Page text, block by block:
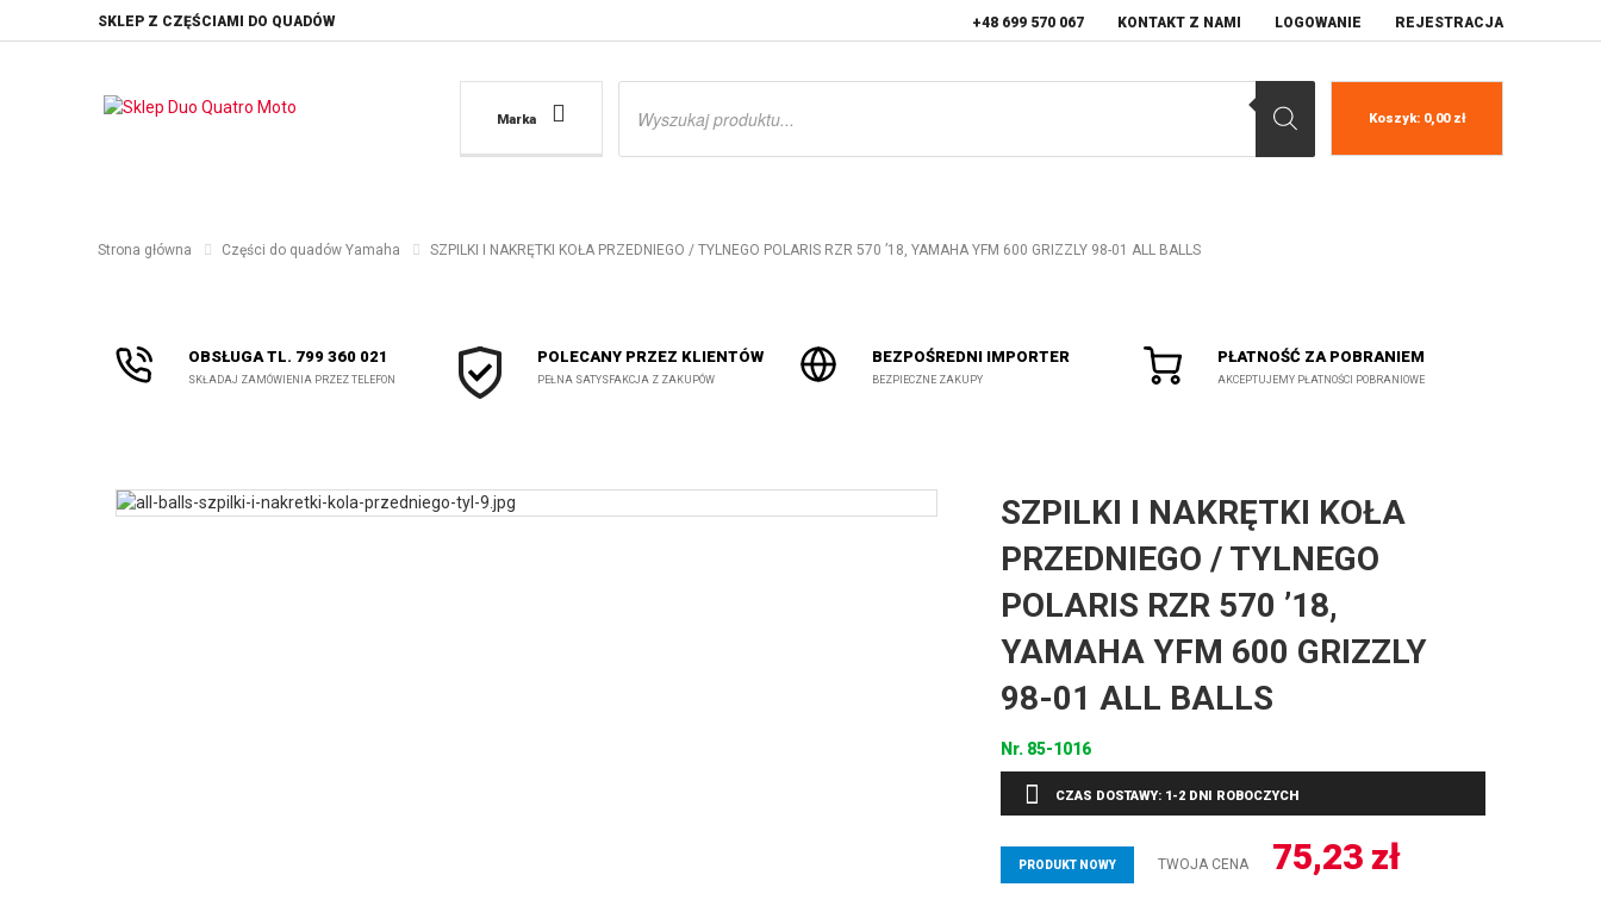
SKLEP Z CZĘŚCIAMI DO QUADÓW +48 699 570 067 KONTAKT Z NAMI LOGOWANIE REJESTRACJA
Marka
Wyszukiwarka
Koszyk: 0,00 zł
Strona główna Części do quadów Yamaha SZPILKI I NAKRĘTKI KOŁA PRZEDNIEGO / TYLNEGO POLARIS RZR 570 ’18, YAMAHA YFM 600 GRIZZLY 98-01 ALL BALLS
OBSŁUGA TL. 799 360 021
SKŁADAJ ZAMÓWIENIA PRZEZ TELEFON
POLECANY PRZEZ KLIENTÓW
PEŁNA SATYSFAKCJA Z ZAKUPÓW
BEZPOŚREDNI IMPORTER
BEZPIECZNE ZAKUPY
PŁATNOŚĆ ZA POBRANIEM
AKCEPTUJEMY PŁATNOŚCI POBRANIOWE
SZPILKI I NAKRĘTKI KOŁA
PRZEDNIEGO / TYLNEGO
POLARIS RZR 570 ’18,
YAMAHA YFM 600 GRIZZLY
98-01 ALL BALLS
Nr. 85-1016
CZAS DOSTAWY: 1-2 DNI ROBOCZYCH
PRODUKT NOWY TWOJA CENA 75,23 zł